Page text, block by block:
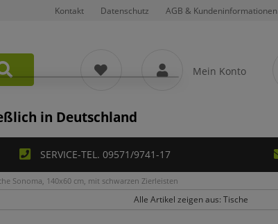
Kontakt Datenschutz AGB & Kundeninformationen
Mein Konto
in Deutschland
SERVICE-TEL. 09571/9741-17
Sonoma, 140x60 cm, mit schwarzen Zierleisten
Alle Artikel zeigen aus: Tische